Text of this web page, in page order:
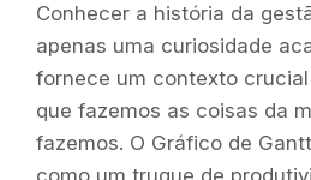
Conhecer a história da
apenas uma curiosidade
fornece um contexto
que fazemos as coisas da
fazemos. O Gráfico de